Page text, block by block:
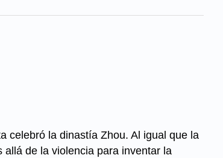
celebró la dinastía Zhou. Al igual que la
de la violencia para inventar la